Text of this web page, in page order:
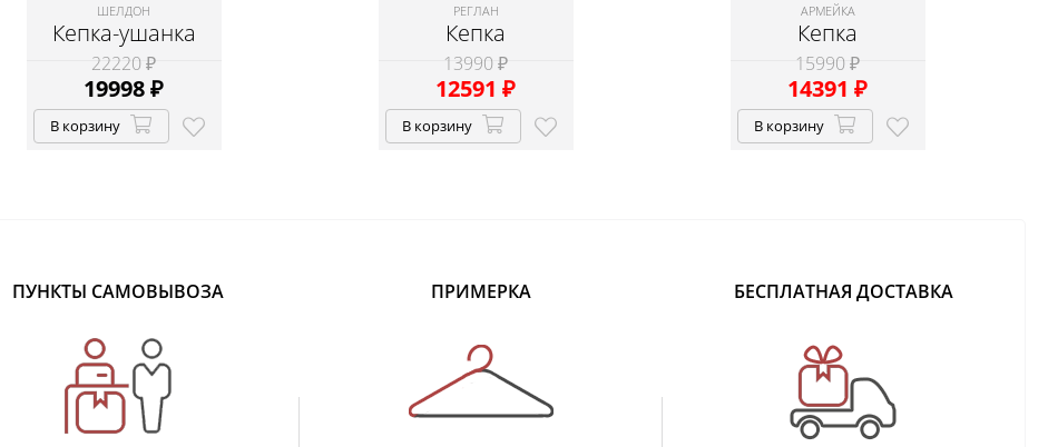
ШЕЛДОН
Кепка-ушанка
22220 ₽
19998₽
В корзину
РЕГЛАН
Кепка
13990 ₽
12591 ₽
В корзину
АРМЕЙКА
Кепка
15990 ₽
14391 ₽
В корзину
ПУНКТЫ САМОВЫВОЗА ПРИМЕРКА БЕСПЛАТНАЯ ДОСТАВКА